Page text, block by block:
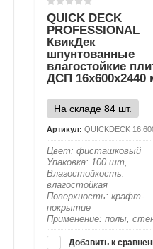
QUICK DECK
PROFESSIONAL
КвикДек
шпунтованные
влагостойкие
ДСП 16х600х2440
На складе 84 шт.
Артикул: QUICKDECK
Цвет: фисташковый
Упаковка: 100 шт,
Влагостойкость:
влагостойкая
Поверхность: крафт-
покрытие
Применение: полы,
Добавить к